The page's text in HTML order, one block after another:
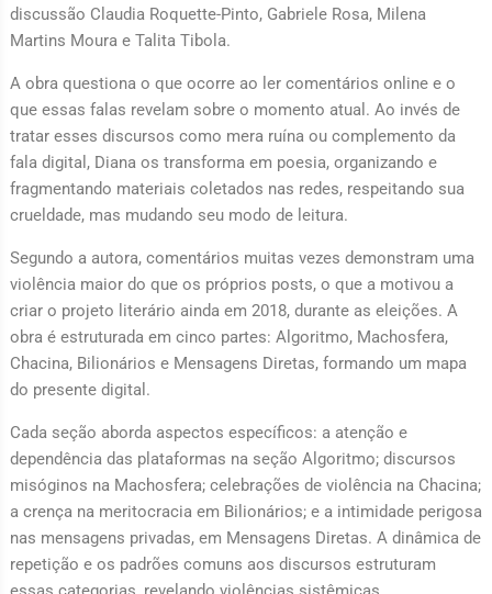
discussão Claudia Roquette-Pinto, Gabriele Rosa, Milena
Martins Moura e Talita Tibola.
A obra questiona o que ocorre ao ler comentários online e o
que essas falas revelam sobre o momento atual. Ao invés de
tratar esses discursos como mera ruína ou complemento da
fala digital, Diana os transforma em poesia, organizando e
fragmentando materiais coletados nas redes, respeitando sua
crueldade, mas mudando seu modo de leitura.
Segundo a autora, comentários muitas vezes demonstram uma
violência maior do que os próprios posts, o que a motivou a
criar o projeto literário ainda em 2018, durante as eleições. A
obra é estruturada em cinco partes: Algoritmo, Machosfera,
Chacina, Bilionários e Mensagens Diretas, formando um mapa
do presente digital.
Cada seção aborda aspectos específicos: a atenção e
dependência das plataformas na seção Algoritmo; discursos
misóginos na Machosfera; celebrações de violência na Chacina;
a crença na meritocracia em Bilionários; e a intimidade perigosa
nas mensagens privadas, em Mensagens Diretas. A dinâmica de
repetição e os padrões comuns aos discursos estruturam